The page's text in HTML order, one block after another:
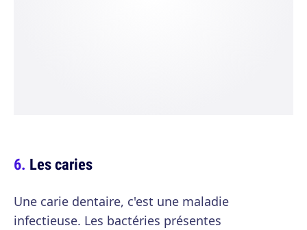
Les caries
Une carie dentaire, c'est une maladie
infectieuse. Les bactéries présentes